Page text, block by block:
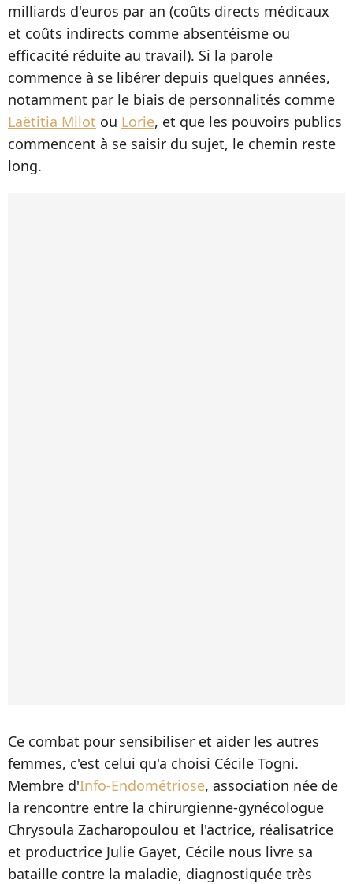
milliards d'euros par an (coûts directs médicaux
et coûts indirects comme absentéisme ou
efficacité réduite au travail). Si la parole
commence à se libérer depuis quelques années,
notamment par le biais de personnalités comme
Laëtitia Milot ou Lorie, et que les pouvoirs publics
commencent à se saisir du sujet, le chemin reste
long.
Ce combat pour sensibiliser et aider les autres
femmes, c'est celui qu'a choisi Cécile Togni.
Membre d'Info-Endométriose, association née de
la rencontre entre la chirurgienne-gynécologue
Chrysoula Zacharopoulou et l'actrice, réalisatrice
et productrice Julie Gayet, Cécile nous livre sa
bataille contre la maladie, diagnostiquée très